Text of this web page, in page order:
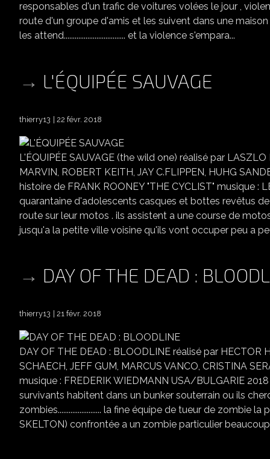
responsables d'un trafic de voitures volées le jour ,
route d'un groupe d'amis et les suivent dans une
les attend.................................. et la violence s'empara...
L'ÉQUIPÉE SAUVAGE
thierry13 22 févr. 2018
L'ÉQUIPÉE SAUVAGE (the wild one) réalisé par
MARVIN, ROBERT KEITH, JAY C.FLIPPEN, HUHG
histoire de FRANK ROONEY "THE CYCLIST" musique :
quarantaine d'adolescents casques et bottes revêtus
route sur leur motos . ils assistent a une course de
jusqu'a la petite ville voisine qu'ils vont occuper peu a
DAY OF THE DEAD :
thierry13 21 févr. 2018
DAY OF THE DEAD : BLOODLINE réalisé par HECTOR
SCHAECH, JEFF GUM, MARCUS VANCO, CRISTINA
musique : FREDERIK WIEDMANN USA/BULGARIE
survivants habitent dans un bunker souterrain ou ils
zombies........................ la fine équipe de tueur de
SKELTON) confrontée a un zombie particulier